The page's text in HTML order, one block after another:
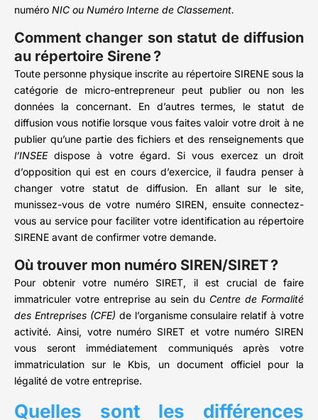
numéro NIC ou Numéro Interne de Classement.
Comment changer son statut de diffusion
au répertoire Sirene ?
Toute personne physique inscrite au répertoire SIRENE sous la
catégorie de micro-entrepreneur peut publier ou non les
données la concernant. En d’autres termes, le statut de
diffusion vous notifie lorsque vous faites valoir votre droit à ne
publier qu’une partie des fichiers et des renseignements que
l’INSEEdispose à votre égard. Si vous exercez un droit
d’opposition qui est en cours d’exercice, il faudra penser à
changer votre statut de diffusion. En allant sur le site,
munissez-vous de votre numéro SIREN, ensuite connectez-
vous au service pour faciliter votre identification au répertoire
SIRENE avant de confirmer votre demande.
Où trouver mon numéro SIREN/SIRET ?
Pour obtenir votre numéro SIRET, il est crucial de faire
immatriculer votre entreprise au sein du Centre de Formalité
des Entreprises (CFE) de l’organisme consulaire relatif à votre
activité. Ainsi, votre numéro SIRET et votre numéro SIREN
vous seront immédiatement communiqués après votre
immatriculation sur le Kbis, un document officiel pour la
légalité de votre entreprise.
Quelles sont les différences